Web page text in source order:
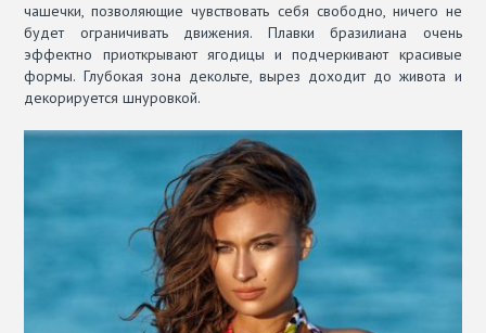
чашечки, позволяющие чувствовать себя свободно, ничего не
будет ограничивать движения. Плавки бразилиана очень
эффектно приоткрывают ягодицы и подчеркивают красивые
формы. Глубокая зона декольте, вырез доходит до живота и
декорируется шнуровкой.